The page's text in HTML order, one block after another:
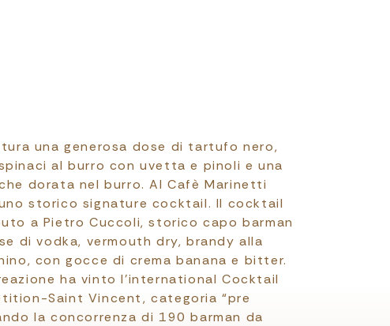
una generosa dose di tartufo nero,
al burro con uvetta e pinoli e una
dorata nel burro. Al Cafè Marinetti
storico signature cocktail. Il cocktail
a Pietro Cuccoli, storico capo barman
di vodka, vermouth dry, brandy alla
con gocce di crema banana e bitter.
ha vinto l’international Cocktail
Saint Vincent, categoria “pre
la concorrenza di 190 barman da